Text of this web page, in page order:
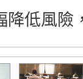
降低風險